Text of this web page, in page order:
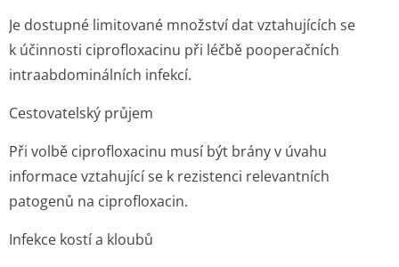
Je dostupné limitované množství dat vztahujících se
k účinnosti ciprofloxacinu při léčbě pooperačních
intraabdominálních infekcí.
Cestovatelský průjem
Při volbě ciprofloxacinu musí být brány v úvahu
informace vztahující se k rezistenci relevantních
patogenů na ciprofloxacin.
Infekce kostí a kloubů